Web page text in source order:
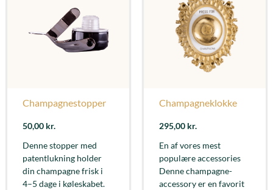
Champagnestopper
50,00 kr.
Denne stopper med
patentlukning holder
din champagne frisk i
4–5 dage i køleskabet.
Champagneklokke
295,00 kr.
En af vores mest
populære accessories
Denne champagne-
accessory er en favorit